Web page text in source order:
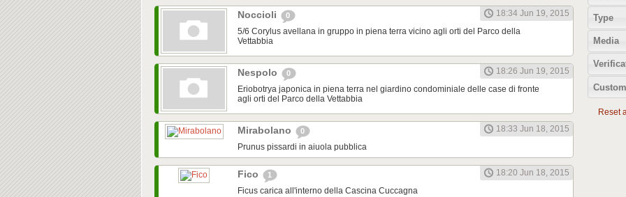
Noccioli 0
18:34 Jun 19, 2015
5/6 Corylus avellana in gruppo in piena terra vicino agli orti del Parco della
Vettabbia
Nespolo 0
18:26 Jun 19, 2015
Eriobotrya japonica in piena terra nel giardino condominiale delle case di fronte
agli orti del Parco della Vettabbia
Mirabolano 0
18:33 Jun 18, 2015
Prunus pissardi in aiuola pubblica
Fico 1
18:20 Jun 18, 2015
Ficus carica all'interno della Cascina Cuccagna
Type
Media
Reset